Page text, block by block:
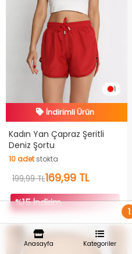
1
İndirimli Ürün
Hızlı Teslimat
İndirimli Ürün
Kadın Yan Çapraz Şeritli
Deniz Şortu
10adetstokta
10adet stokta
199,99 TL169,99 TL
%15 İndirim
1
Anasayfa Kategoriler